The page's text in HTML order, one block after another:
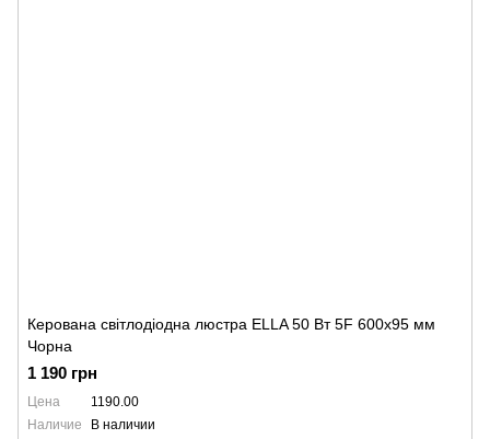
Керована світлодіодна люстра ELLA 50 Вт 5F 600x95 мм
Чорна
1 190 грн
Цена
1190.00
Наличие
В наличии